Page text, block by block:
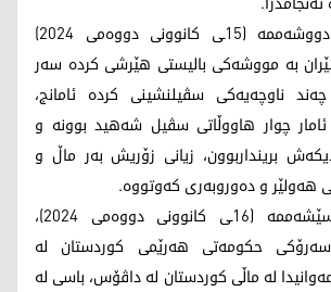
درەنگانی شەوی دووشەممە (15ـی کانوونی دووەمی 2024)
بە مووشەکی بالیستی هێرشی کردە سەر
ناوچەیەکی سڤیلنشینی کردە ئامانج،
ئامار چوار هاووڵاتی سڤیل شەهید بوونە و
برینداربوون، زیانی زۆریش بەر ماڵ و
هەولێر و دەوروبەری کەوتووە.
هه‌روه‌ها رۆژی سێشەممە (16ـی کانوونی دووەمی 2024)،
سەرۆکی حکومەتی هەرێمی کوردستان لە
لە ماڵی کوردستان لە داڤۆس، باسی لە